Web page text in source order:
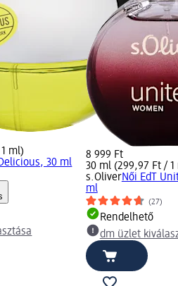
ml)
30 ml
8 999 Ft
30 ml (299,97 Ft / 1
s.OliverNői EdT
ml
(27)
Rendelhető
dm üzlet